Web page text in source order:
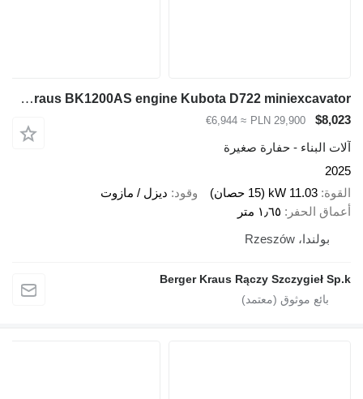
Berger Kraus BK1200AS engine Kubota D722 miniexcavator
$8,023
PLN 29,900
≈ €6,944
آلات البناء - حفارة صغيرة
2025
القوة 11.03 kW (15 حصان) وقود ديزل / مازوت
أعماق الحفر
١٫٦٥ متر
بولندا، Rzeszów
Berger Kraus Rączy Szczygieł Sp.k